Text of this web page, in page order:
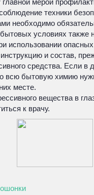
главной мерой
техники
необходимо
условиях также
использовании
и состав,
средства. Если в
всю бытовую химию
месте.
вещества в
к врачу.